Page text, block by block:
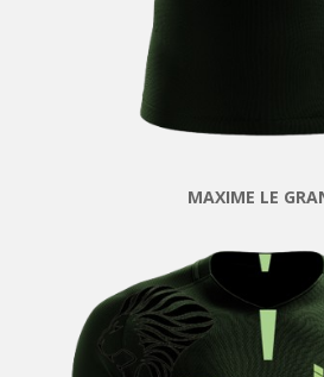
MAXIME LE